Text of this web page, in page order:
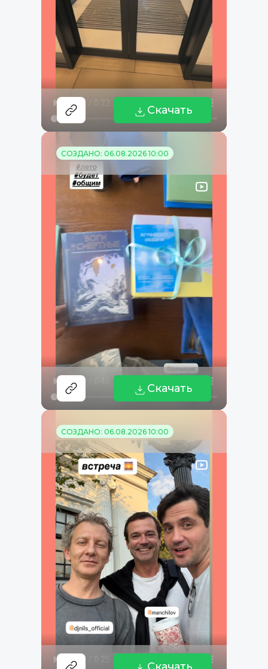
Скачать
СОЗДАНО: 06.08.2026 10:00
Скачать
СОЗДАНО: 06.08.2026 10:00